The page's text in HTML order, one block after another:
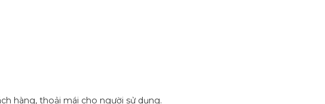
hàng, thoải mái cho người sử dụng.